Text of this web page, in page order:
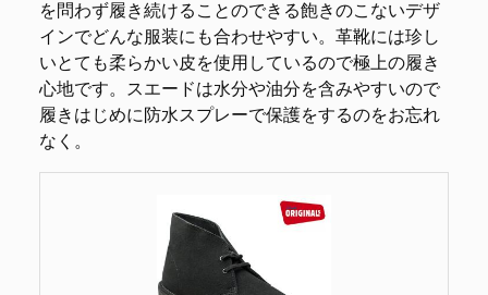
を問わず履き続けることのできる飽きのこないデザ
インでどんな服装にも合わせやすい。革靴には珍し
いとても柔らかい皮を使用しているので極上の履き
心地です。スエードは水分や油分を含みやすいので
履きはじめに防水スプレーで保護をするのをお忘れ
なく。